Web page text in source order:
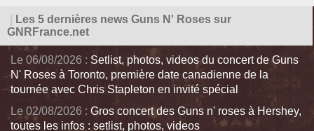
Les 5 dernières news Guns N' Roses sur
GNRFrance.net
Le 06/08/2026 : Setlist, photos, videos du concert de Guns
N' Roses à Toronto, première date canadienne de la
tournée avec Chris Stapleton en invité spécial
Le 02/08/2026 : Gros concert des Guns n' roses à Hershey,
toutes les infos : setlist, photos, videos